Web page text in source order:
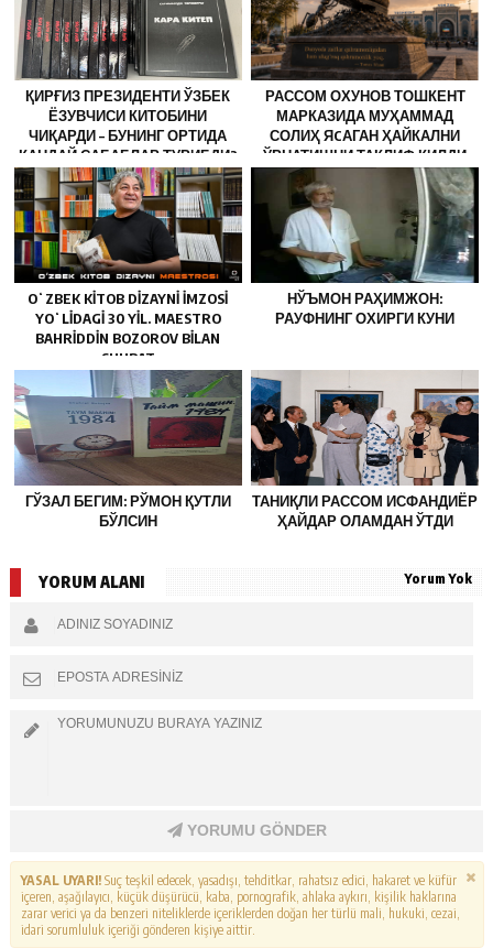
ҚИРҒИЗ ПРЕЗИДЕНТИ ЎЗБЕК
ЁЗУВЧИСИ КИТОБИНИ
ЧИҚАРДИ – БУНИНГ ОРТИДА
ҚАНДАЙ САБАБЛАР ТУРИБДИ?
РАССОМ ОХУНОВ ТОШКЕНТ
МАРКАЗИДА МУҲАММАД
СОЛИҲ ЯCАГАН ҲАЙКАЛНИ
ЎРНАТИШНИ ТАКЛИФ ҚИЛДИ
OʻZBEK KITOB DIZAYNI IMZOSI
YOʻLIDAGI 30 YIL. MAESTRO
BAHRIDDIN BOZOROV BILAN
SUHBAT
НЎЪМОН РАҲИМЖОН:
РАУФНИНГ ОХИРГИ КУНИ
ГЎЗАЛ БЕГИМ: РЎМОН ҚУТЛИ
БЎЛСИН
ТАНИҚЛИ РАССОМ ИСФАНДИЁР
ҲАЙДАР ОЛАМДАН ЎТДИ
YORUM ALANI Yorum Yok
YORUMU GÖNDER
YASAL UYARI!Suç teşkil edecek, yasadışı, tehditkar, rahatsız edici, hakaret ve küfür
içeren, aşağılayıcı, küçük düşürücü, kaba, pornografik, ahlaka aykırı, kişilik haklarına
zarar verici ya da benzeri niteliklerde içeriklerden doğan her türlü mali, hukuki, cezai,
idari sorumluluk içeriği gönderen kişiye aittir.